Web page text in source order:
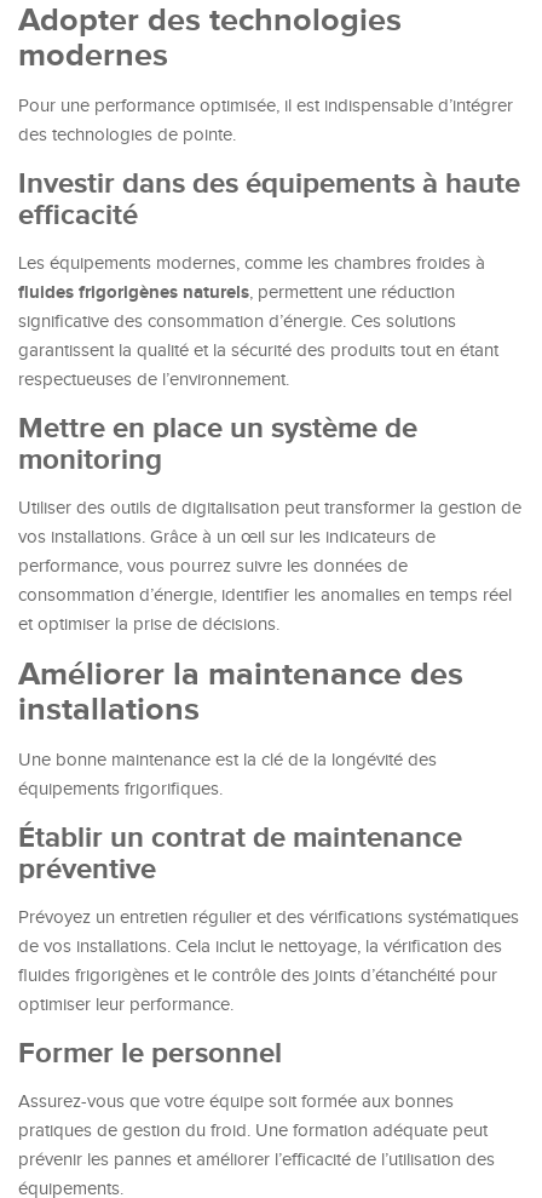
Adopter des technologies
modernes
Pour une performance optimisée, il est indispensable d’intégrer
des technologies de pointe.
Investir dans des équipements à haute
efficacité
Les équipements modernes, comme les chambres froides à
fluides frigorigènes naturels, permettent une réduction
significative des consommation d’énergie. Ces solutions
garantissent la qualité et la sécurité des produits tout en étant
respectueuses de l’environnement.
Mettre en place un système de
monitoring
Utiliser des outils de digitalisation peut transformer la gestion de
vos installations. Grâce à un œil sur les indicateurs de
performance, vous pourrez suivre les données de
consommation d’énergie, identifier les anomalies en temps réel
et optimiser la prise de décisions.
Améliorer la maintenance des
installations
Une bonne maintenance est la clé de la longévité des
équipements frigorifiques.
Établir un contrat de maintenance
préventive
Prévoyez un entretien régulier et des vérifications systématiques
de vos installations. Cela inclut le nettoyage, la vérification des
fluides frigorigènes et le contrôle des joints d’étanchéité pour
optimiser leur performance.
Former le personnel
Assurez-vous que votre équipe soit formée aux bonnes
pratiques de gestion du froid. Une formation adéquate peut
prévenir les pannes et améliorer l’efficacité de l’utilisation des
équipements.